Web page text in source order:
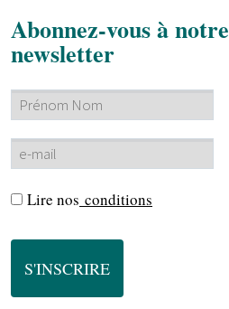
Abonnez-vous à notre
newsletter
Lire nos conditions